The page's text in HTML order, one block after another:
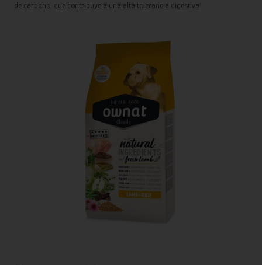
de carbono, que contribuye a una alta tolerancia digestiva.